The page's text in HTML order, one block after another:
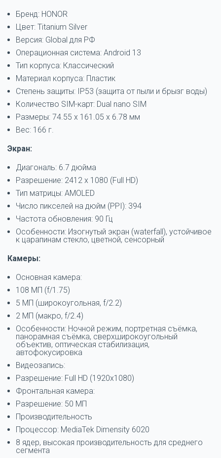
Бренд: HONOR
Цвет: Titanium Silver
Версия: Global для РФ
Операционная система: Android 13
Тип корпуса: Классический
Материал корпуса: Пластик
Степень защиты: IP53 (защита от пыли и брызг воды)
Количество SIM-карт: Dual nano SIM
Размеры: 74.55 x 161.05 x 6.78 мм
Вес: 166 г.
Экран:
Диагональ: 6.7 дюйма
Разрешение: 2412 x 1080 (Full HD)
Тип матрицы: AMOLED
Число пикселей на дюйм (PPI): 394
Частота обновления: 90 Гц
Особенности: Изогнутый экран (waterfall), устойчивое
к царапинам стекло, цветной, сенсорный
Камеры:
Основная камера:
108 МП (f/1.75)
5 МП (широкоугольная, f/2.2)
2 МП (макро, f/2.4)
Особенности: Ночной режим, портретная съёмка,
панорамная съёмка, сверхширокоугольный
объектив, оптическая стабилизация,
автофокусировка
Видеозапись:
Разрешение: Full HD (1920x1080)
Фронтальная камера:
Разрешение: 50 МП
Производительность
Процессор: MediaTek Dimensity 6020
8 ядер, высокая производительность для среднего
сегмента